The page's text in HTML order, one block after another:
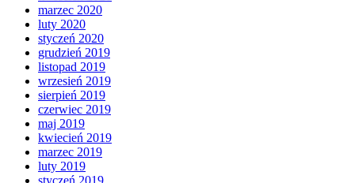
marzec 2020
luty 2020
styczeń 2020
grudzień 2019
listopad 2019
wrzesień 2019
sierpień 2019
czerwiec 2019
maj 2019
kwiecień 2019
marzec 2019
luty 2019